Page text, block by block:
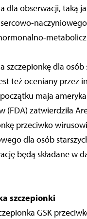
dla obserwacji, taką
szczepionkę dla osób
też oceniany przez
maja
(FDA) zatwierdziła
przeciwko
dla osób
będą składane w
szczepionki
GSK